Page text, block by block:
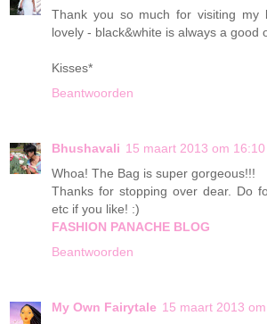
Thank you so much for visiting my
lovely - black&white is always a good
Kisses*
Beantwoorden
Bhushavali 15 maart 2013 om 16:10
Whoa! The Bag is super gorgeous!!!
Thanks for stopping over dear. Do
etc if you like! :)
FASHION PANACHE BLOG
Beantwoorden
My Own Fairytale 15 maart 2013 om